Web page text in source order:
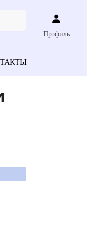
Профиль